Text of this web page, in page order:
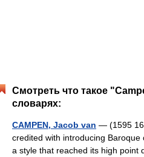
Смотреть что такое
словарях:
CAMPEN, Jacob van — (1595
credited with introducing
a style that reached its high point